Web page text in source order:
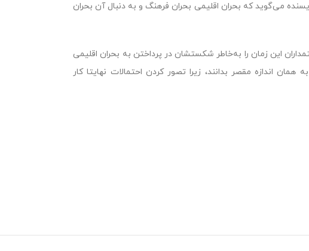
می‌گوید که بحران اقلیمی بحران فرهنگ و به دنبال آن بحران
این زمان را به‌خاطر شکستشان در پرداختن به بحران اقلیمی
اندازه مقصر بدانند، زیرا تصور کردن احتمالات نهایتا کار